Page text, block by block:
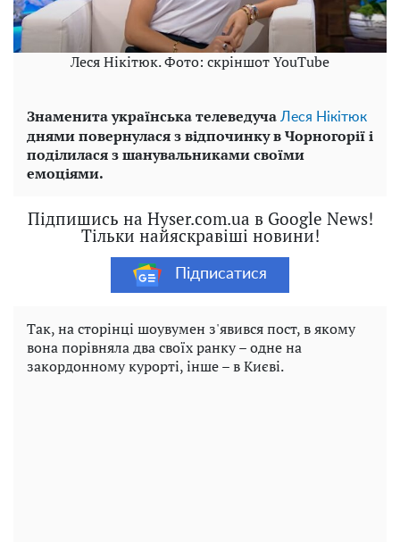
Леся Нікітюк. Фото: скріншот YouTube
Знаменита українська телеведуча Леся Нікітюк
днями повернулася з відпочинку в Чорногорії і
поділилася з шанувальниками своїми
емоціями.
Підпишись на Hyser.com.ua в Google News!
Тільки найяскравіші новини!
Підписатися
Так, на сторінці шоувумен з'явився пост, в якому
вона порівняла два своїх ранку – одне на
закордонному курорті, інше – в Києві.